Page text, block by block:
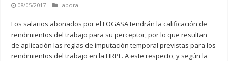
08/05/2017 Laboral
Los salarios abonados por el FOGASA tendrán la calificación de
rendimientos del trabajo para su perceptor, por lo que resultan
de aplicación las reglas de imputación temporal previstas para los
rendimientos del trabajo en la LIRPF. A este respecto, y según la